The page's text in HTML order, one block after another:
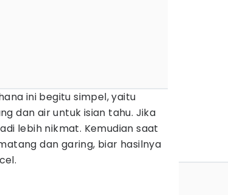
ini begitu simpel, yaitu
dan air untuk isian tahu. Jika
lebih nikmat. Kemudian saat
dan garing, biar hasilnya